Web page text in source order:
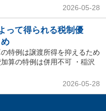
2026-05-28
って得られる税制優
特例は譲渡所得を抑えるため
算の特例は併用不可 ・稲沢
2026-05-28